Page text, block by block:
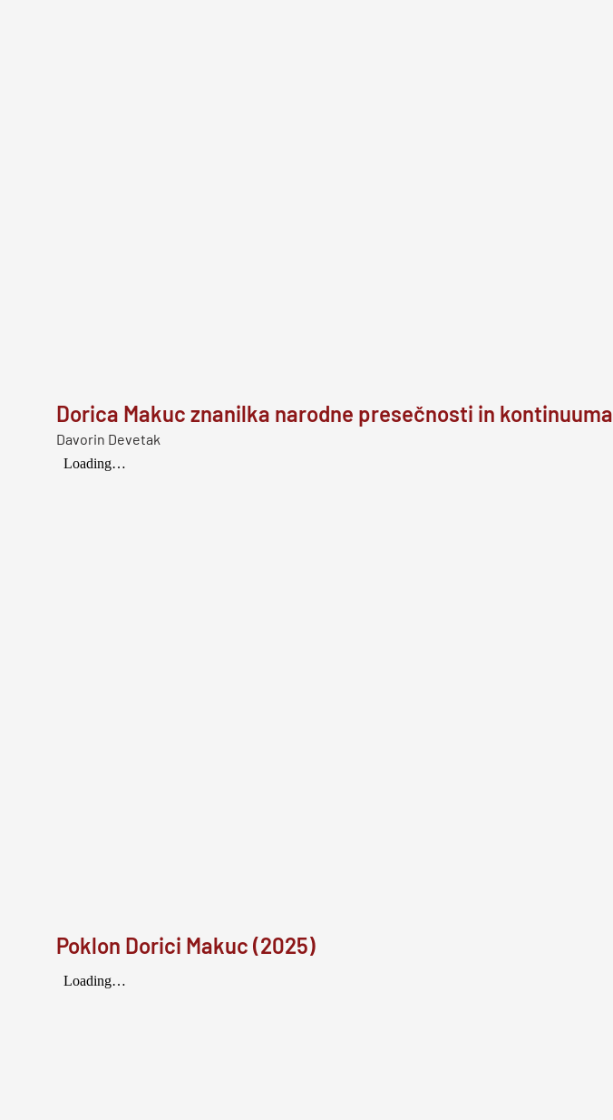
Dorica Makuc znanilka narodne presečnosti in kontinuuma
Davorin Devetak
Poklon Dorici Makuc (2025)